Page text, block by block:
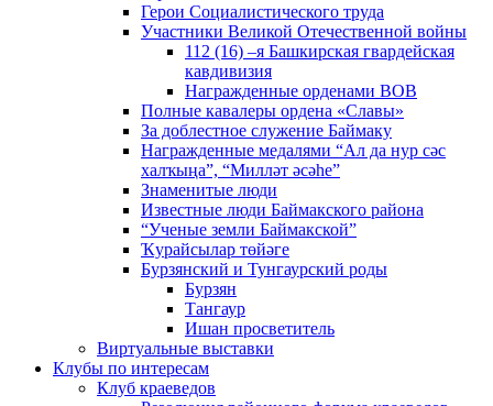
Герои Социалистического труда
Участники Великой Отечественной войны
112 (16) –я Башкирская гвардейская
кавдивизия
Награжденные орденами ВОВ
Полные кавалеры ордена «Славы»
За доблестное служение Баймаку
Награжденные медалями “Ал да нур сәс
халҡыңа”, “Милләт әсәһе”
Знаменитые люди
Известные люди Баймакского района
“Ученые земли Баймакской”
Ҡурайсылар төйәге
Бурзянский и Тунгаурский роды
Бурзян
Тангаур
Ишан просветитель
Виртуальные выставки
Клубы по интересам
Клуб краеведов